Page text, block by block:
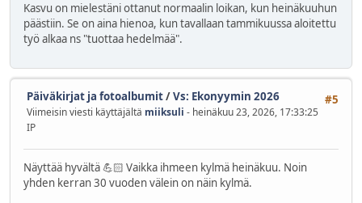
Kasvu on mielestäni ottanut normaalin loikan, kun heinäkuuhun
päästiin. Se on aina hienoa, kun tavallaan tammikuussa aloitettu
työ alkaa ns "tuottaa hedelmää".
#5
Päiväkirjat ja fotoalbumit/Vs: Ekonyymin 2026
Viimeisin viesti käyttäjältä miiksuli - heinäkuu 23, 2026, 17:33:25
IP
Näyttää hyvältä 💪🏻 Vaikka ihmeen kylmä heinäkuu. Noin
yhden kerran 30 vuoden välein on näin kylmä.